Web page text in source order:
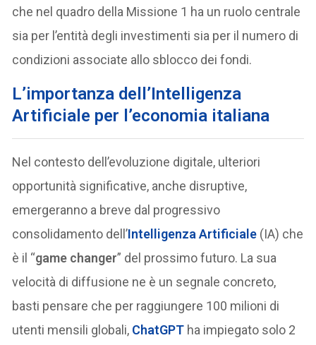
che nel quadro della Missione 1 ha un ruolo centrale
sia per l’entità degli investimenti sia per il numero di
condizioni associate allo sblocco dei fondi.
L’importanza dell’Intelligenza
Artificiale per l’economia italiana
Nel contesto dell’evoluzione digitale, ulteriori
opportunità significative, anche disruptive,
emergeranno a breve dal progressivo
consolidamento dell’Intelligenza Artificiale (IA) che
è il “game changer” del prossimo futuro. La sua
velocità di diffusione ne è un segnale concreto,
basti pensare che per raggiungere 100 milioni di
utenti mensili globali, ChatGPT ha impiegato solo 2